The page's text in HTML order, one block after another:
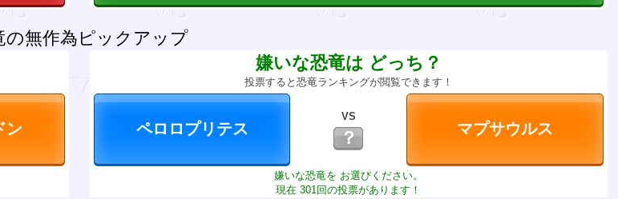
の無作為ピックアップ
嫌いな恐竜は どっち？
投票すると恐竜ランキングが閲覧できます！
VS
？
嫌いな恐竜を お選びください。
現在 301回の投票があります！